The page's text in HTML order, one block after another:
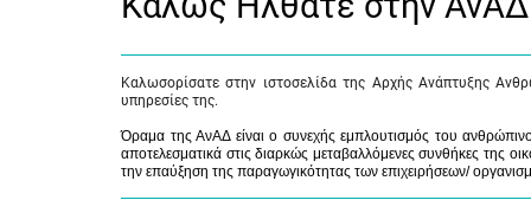
Καλωσορίσατε στην ιστοσελίδα της Αρχής Ανάπτυξης
υπηρεσίες της.
Όραμα της ΑνΑΔ είναι ο συνεχής εμπλουτισμός του
αποτελεσματικά στις διαρκώς μεταβαλλόμενες συνθήκες της
την επαύξηση της παραγωγικότητας των επιχειρήσεων/